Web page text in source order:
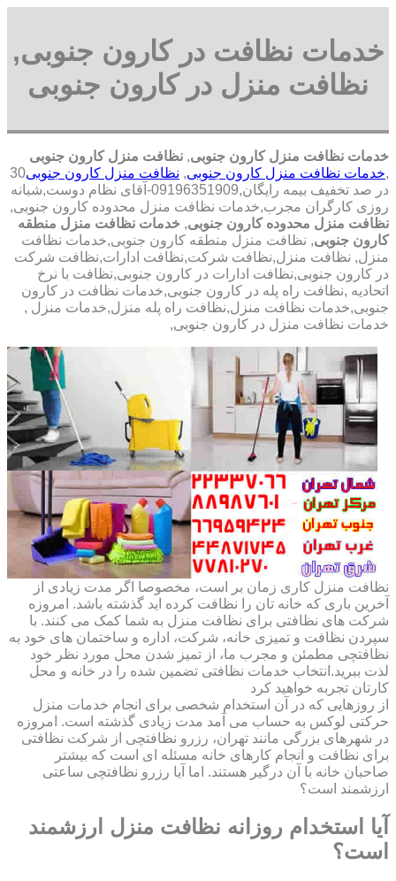
خدمات نظافت در کارون جنوبی,
نظافت منزل در کارون جنوبی
خدمات نظافت منزل کارون جنوبی, نظافت منزل کارون جنوبی
,خدمات نظافت منزل کارون جنوبی, نظافت منزل کارون جنوبی30
در صد تخفیف بیمه رایگان,09196351909-آقای نظام دوست,شبانه
روزی کارگران مجرب,خدمات نظافت منزل محدوده کارون جنوبی,
نظافت منزل محدوده کارون جنوبی, خدمات نظافت منزل منطقه
کارون جنوبی, نظافت منزل منطقه کارون جنوبی,خدمات نظافت
منزل, نظافت منزل,نظافت شرکت,نظافت ادارات,نظافت شرکت
در کارون جنوبی,نظافت ادارات در کارون جنوبی,نظافت با نرخ
اتحادیه ,نظافت راه پله در کارون جنوبی,خدمات نظافت در کارون
جنوبی,خدمات نظافت منزل,نظافت راه پله منزل,خدمات منزل ,
خدمات نظافت منزل در کارون جنوبی,
نظافت منزل کاری زمان بر است، مخصوصا اگر مدت زیادی از
آخرین باری که خانه تان را نظافت کرده اید گذشته باشد. امروزه
شرکت های نظافتی برای نظافت منزل به شما کمک می کنند. با
سپردن نظافت و تمیزی خانه، شرکت، اداره و ساختمان های خود به
نظافتچی مطمئن و مجرب ما، از تمیز شدن محل مورد نظر خود
لذت ببرید.انتخاب خدمات نظافتی تضمین شده را در خانه و محل
کارتان تجربه خواهید کرد
از روزهایی که در آن استخدام شخصی برای انجام خدمات منزل
حرکتی لوکس به حساب می آمد مدت زیادی گذشته است. امروزه
در شهرهای بزرگی مانند تهران، رزرو نظافتچی از شرکت نظافتی
برای نظافت و انجام کارهای خانه مسئله ای است که بیشتر
صاحبان خانه با آن درگیر هستند. اما آیا رزرو نظافتچی ساعتی
ارزشمند است؟
آیا استخدام روزانه نظافت منزل ارزشمند
است؟